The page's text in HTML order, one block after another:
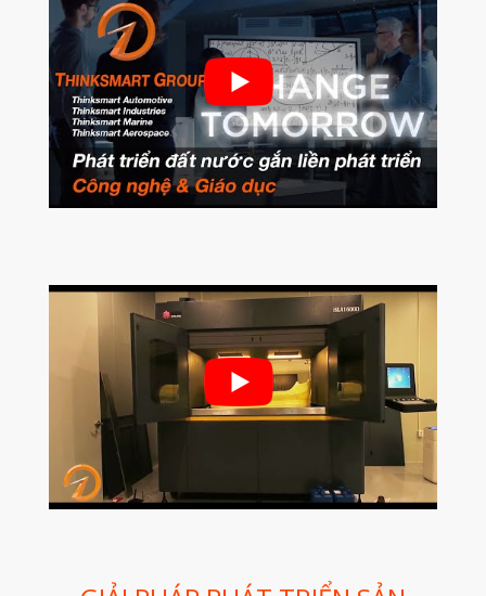
Máy in 3D EOS
Máy in 3D nhựa PEEK EXT 220
MED | 3D SYSTEM
Máy In 3D FDM Để Bàn & Công
Nghiệp
Bio Printer – In 3D Sinh Học Ứng
Dụng Lâm Sàng
Máy Quét 3D
3D_Altair
Phần Mềm Geomagic: Phân Tích
Khuyết Tật RE & QC
Dịch Vụ
Dịch Vụ In 3D
Dịch Vụ Quét 3D Cao Cấp & RE
Phân tích lực & Mô phỏng
3D_Altair